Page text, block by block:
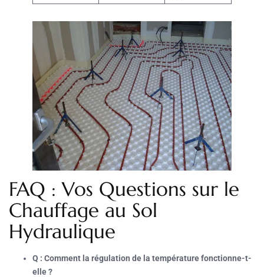
FAQ : Vos Questions sur le
Chauffage au Sol
Hydraulique
Q : Comment la régulation de la température fonctionne-t-
elle ?